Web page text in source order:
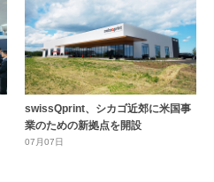
swissQprint、シカゴ近郊に⽶国事
業のための新拠点を開設
07月07日